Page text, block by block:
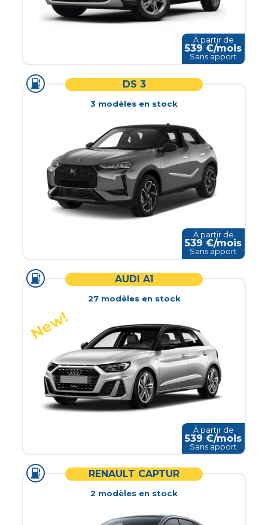
À partir de
539 €/mois
Sans apport
DS 3
3 modèles en stock
À partir de
539 €/mois
Sans apport
AUDI A1
27modèlesen stock
À partir de
539 €/mois
Sans apport
RENAULT CAPTUR
2 modèles en stock